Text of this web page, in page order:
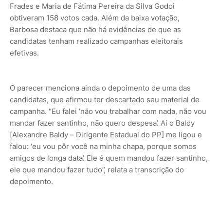
Frades e Maria de Fátima Pereira da Silva Godoi
obtiveram 158 votos cada. Além da baixa votação,
Barbosa destaca que não há evidências de que as
candidatas tenham realizado campanhas eleitorais
efetivas.
O parecer menciona ainda o depoimento de uma das
candidatas, que afirmou ter descartado seu material de
campanha. “Eu falei ‘não vou trabalhar com nada, não vou
mandar fazer santinho, não quero despesa’. Aí o Baldy
[Alexandre Baldy – Dirigente Estadual do PP] me ligou e
falou: ‘eu vou pôr você na minha chapa, porque somos
amigos de longa data’. Ele é quem mandou fazer santinho,
ele que mandou fazer tudo”, relata a transcrição do
depoimento.